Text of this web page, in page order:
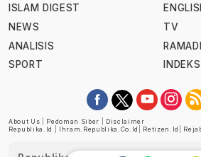
ISLAM DIGEST
NEWS
ANALISIS
SPORT
TV
INDEKS
About Us Pedoman Siber
Disclaimer
Republika.id
Ihram.republika.co.id Retizen.id